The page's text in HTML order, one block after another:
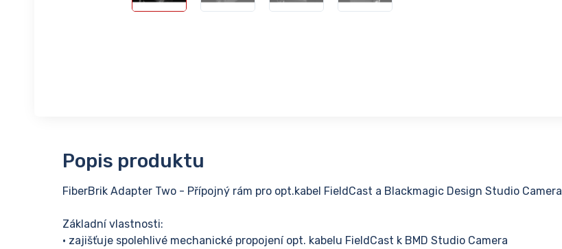
Popis produktu
FiberBrik Adapter Two - Přípojný rám pro opt.kabel FieldCast a Blackmagic Design Studio Camera
Základní vlastnosti:
• zajišťuje spolehlivé mechanické propojení opt. kabelu FieldCast k BMD Studio Camera